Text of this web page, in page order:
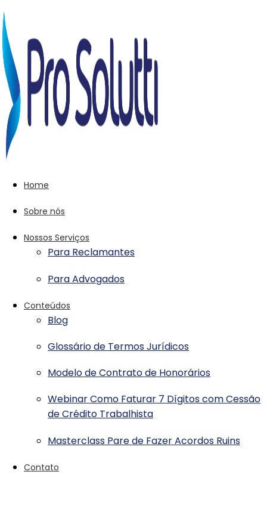
Home
Sobre nós
Nossos Serviços
Para Reclamantes
Para Advogados
Conteúdos
Blog
Glossário de Termos Jurídicos
Modelo de Contrato de Honorários
Webinar Como Faturar 7 Dígitos com Cessão
de Crédito Trabalhista
Masterclass Pare de Fazer Acordos Ruins
Contato